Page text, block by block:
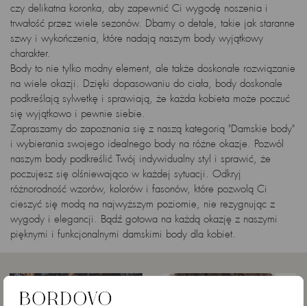
czy delikatna koronka, aby zapewnić Ci wygodę noszenia i
trwałość przez wiele sezonów. Dbamy o detale, takie jak staranne
szwy i wykończenia, które nadają naszym body wyjątkowy
charakter.
Body to nie tylko modny element, ale także doskonałe rozwiązanie
na wiele okazji. Dzięki dopasowaniu do ciała, body doskonale
podkreślają sylwetkę i sprawiają, że każda kobieta może poczuć
się wyjątkowo i pewnie siebie.
Zapraszamy do zapoznania się z naszą kategorią "Damskie body"
i wybierania swojego idealnego body na różne okazje. Pozwól
naszym body podkreślić Twój indywidualny styl i sprawić, że
poczujesz się olśniewająco w każdej sytuacji. Odkryj
różnorodność wzorów, kolorów i fasonów, które pozwolą Ci
cieszyć się modą na najwyższym poziomie, nie rezygnując z
wygody i elegancji. Bądź gotowa na każdą okazję z naszymi
pięknymi i funkcjonalnymi damskimi body dla kobiet.